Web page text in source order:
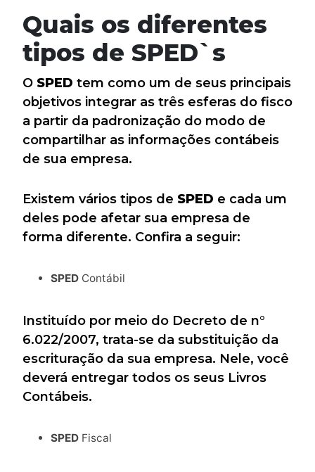
Quais os diferentes
tipos de SPED`s
O SPED tem como um de seus principais
objetivos integrar as três esferas do fisco
a partir da padronização do modo de
compartilhar as informações contábeis
de sua empresa.
Existem vários tipos de SPED e cada um
deles pode afetar sua empresa de
forma diferente. Confira a seguir:
SPED Contábil
Instituído por meio do Decreto de n°
6.022/2007, trata-se da substituição da
escrituração da sua empresa. Nele, você
deverá entregar todos os seus Livros
Contábeis.
SPED Fiscal